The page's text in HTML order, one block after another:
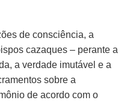
de consciência, a
cazaques – perante a
a verdade imutável e a
sobre a
de acordo com o